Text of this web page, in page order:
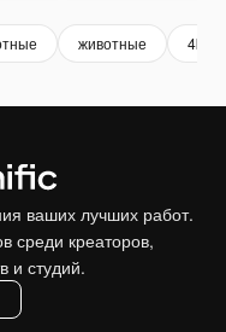
животные 4k
ваших лучших работ.
среди креаторов,
и студий.